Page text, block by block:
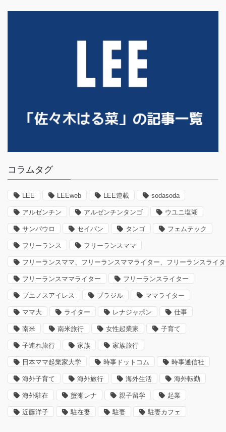
コラムタグ
LEE LEEweb LEE連載 sodasoda
アルゼンチン アルゼンチンタンゴ ウユニ塩湖
サンパウロ セイバン タンゴ フェムテック
フリーランス フリーランスママ
フリーランスママ、フリーランスママライター、フリーランスライ
フリーランスママライター フリーランスライター
ブエノスアイレス ブラジル ママライター
ママ大 ライター レナジャポン 仕事
南米 南米旅行 女性起業家 子育て
子連れ旅行 家族 家族旅行
日本ママ起業家大学 時事ドットコム 時事通信社
海外子育て 海外旅行 海外生活 海外転勤
海外駐在 蟹瀬レナ 親子留学 起業
近藤洋子 駐在妻 駐妻 駐妻カフェ